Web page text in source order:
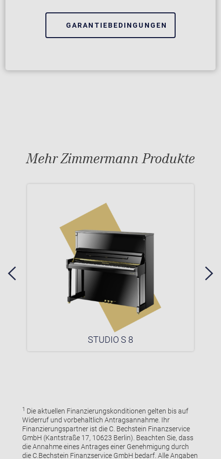
GARANTIEBEDINGUNGEN
Mehr Zimmermann Produkte
STUDIO S 8
1 Die aktuellen Finanzierungskonditionen gelten bis auf
Widerruf und vorbehaltlich Antragsannahme. Ihr
Finanzierungspartner ist die C. Bechstein Finanzservice
GmbH (Kantstraße 17, 10623 Berlin). Beachten Sie, dass
die Annahme eines Antrages einer Genehmigung durch
die C.Bechstein Finanzservice GmbH bedarf. Alle Angaben